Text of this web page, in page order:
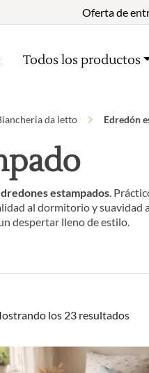
Oferta de
Todos los productos
da letto Edredón
estampados.
al dormitorio y suavidad
despertar lleno de estilo.
los 23 resultados